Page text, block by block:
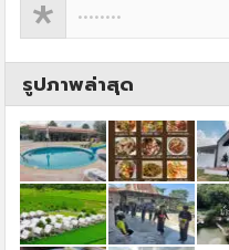
รูปภาพล่าสุด